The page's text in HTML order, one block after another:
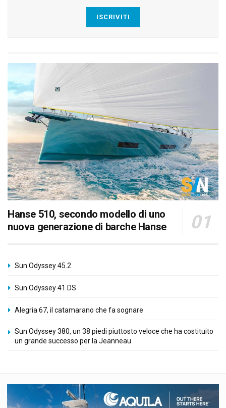
ISCRIVITI
Hanse 510, secondo modello di uno
nuova generazione di barche Hanse
Sun Odyssey 45.2
Sun Odyssey 41 DS
Alegria 67, il catamarano che fa sognare
Sun Odyssey 380, un 38 piedi piuttosto veloce che ha costituito
un grande successo per la Jeanneau